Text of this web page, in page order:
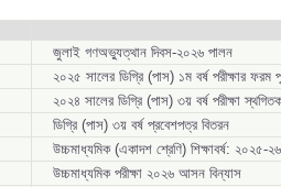
জুলাই গণঅভ্যুত্থান দিবস-২০২৬ পালন
২০২৫ সালের ডিগ্রি (পাস) ১ম বর্ষ পরীক্ষার ফরম
২০২৪ সালের ডিগ্রি (পাস) ৩য় বর্ষ পরীক্ষা
ডিগ্রি (পাস) ৩য় বর্ষ প্রবেশপত্র বিতরন
উচ্চমাধ্যমিক (একাদশ শ্রেণি) শিক্ষাবর্ষ: ২০২৫-২৬
উচ্চমাধ্যমিক পরীক্ষা ২০২৬ আসন বিন্যাস